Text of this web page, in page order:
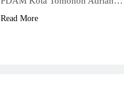
Read More